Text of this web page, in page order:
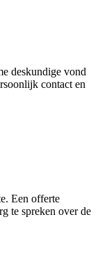
deskundige vond
contact en
Een offerte
te spreken over de